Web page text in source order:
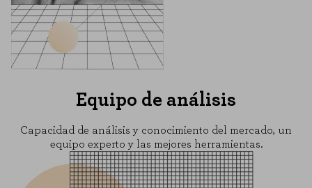
Equipo de análisis
Capacidad de análisis y conocimiento del mercado, un
equipo experto y las mejores herramientas.